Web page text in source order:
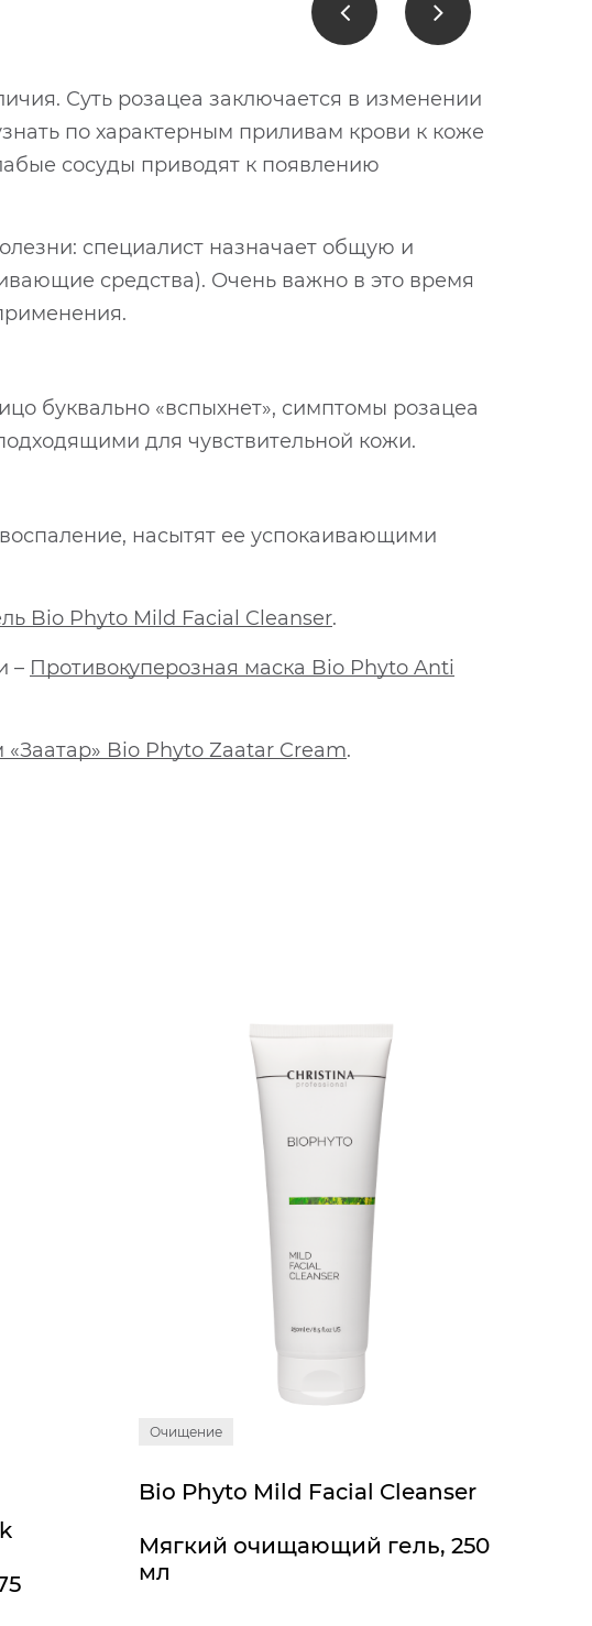
Суть розацеа заключается в изменении
по характерным приливам крови к коже
сосуды приводят к появлению
специалист назначает общую и
средства). Очень важно в это время
буквально «вспыхнет», симптомы розацеа
для чувствительной кожи.
насытят ее успокаивающими
Bio Phyto Mild Facial Cleanser.
– Противокуперозная маска Bio Phyto Anti
«Заатар» Bio Phyto Zaatar Cream.
Очищение
Bio Phyto Mild Facial Cleanser
Мягкий очищающий гель, 250
мл